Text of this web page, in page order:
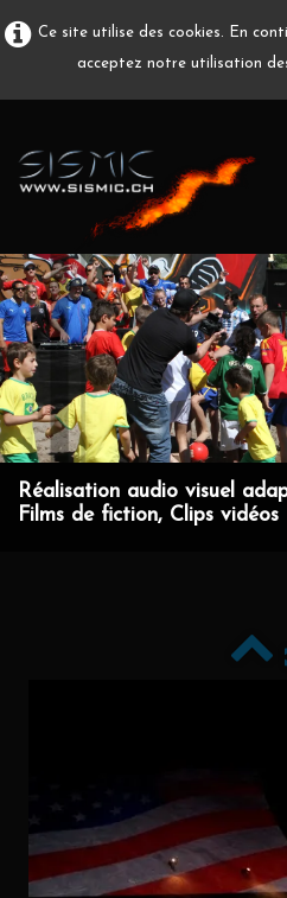
Ce site utilise des cookies. En
acceptez notre utilisation
ACCUEIL
PRODUCTION A/V
DÉVELOPPEMENT
EN IMAGE
CONTACT
Réalisation audio visuel
Films de fiction, Clips vidéos